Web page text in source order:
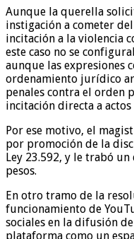
Aunque la querella
instigación a cometer
incitación a la violencia
este caso no se
aunque las expresiones
ordenamiento jurídico
penales contra el orden
incitación directa a
Por ese motivo, el
por promoción de la
Ley 23.592, y le trabó
pesos.
En otro tramo de la
funcionamiento de
sociales en la difusión
plataforma como un